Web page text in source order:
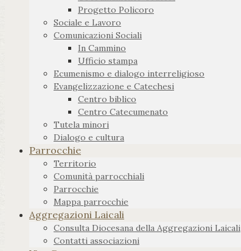
Progetto Policoro
Sociale e Lavoro
Comunicazioni Sociali
In Cammino
Ufficio stampa
Ecumenismo e dialogo interreligioso
Evangelizzazione e Catechesi
Centro biblico
Centro Catecumenato
Tutela minori
Dialogo e cultura
Parrocchie
Territorio
Comunità parrocchiali
Parrocchie
Mappa parrocchie
Aggregazioni Laicali
Consulta Diocesana della Aggregazioni Laicali
Contatti associazioni